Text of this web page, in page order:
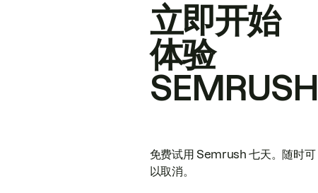
立即开始
体验
SEMRUSH
免费试用 Semrush 七天。随时可
以取消。